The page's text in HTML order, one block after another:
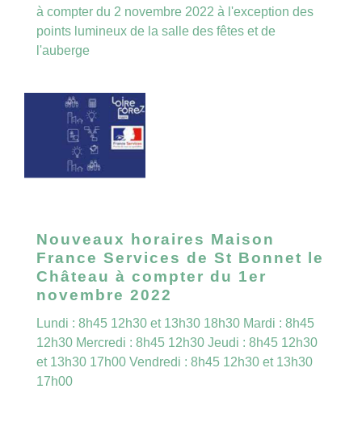
à compter du 2 novembre 2022 à l'exception des
points lumineux de la salle des fêtes et de
l'auberge
Nouveaux horaires Maison
France Services de St Bonnet le
Château à compter du 1er
novembre 2022
Lundi : 8h45 12h30 et 13h30 18h30 Mardi : 8h45
12h30 Mercredi : 8h45 12h30 Jeudi : 8h45 12h30
et 13h30 17h00 Vendredi : 8h45 12h30 et 13h30
17h00